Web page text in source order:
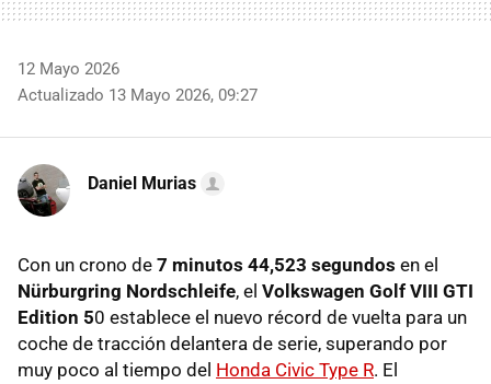
12 Mayo 2026
Actualizado 13 Mayo 2026, 09:27
Daniel Murias
Con un crono de 7 minutos 44,523 segundos en el
Nürburgring Nordschleife, el Volkswagen Golf VIII GTI
Edition 50 establece el nuevo récord de vuelta para un
coche de tracción delantera de serie, superando por
muy poco al tiempo del Honda Civic Type R. El